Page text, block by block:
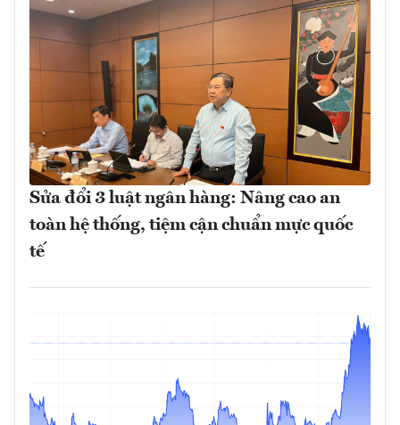
Sửa đổi 3 luật ngân hàng: Nâng cao an
toàn hệ thống, tiệm cận chuẩn mực quốc
tế